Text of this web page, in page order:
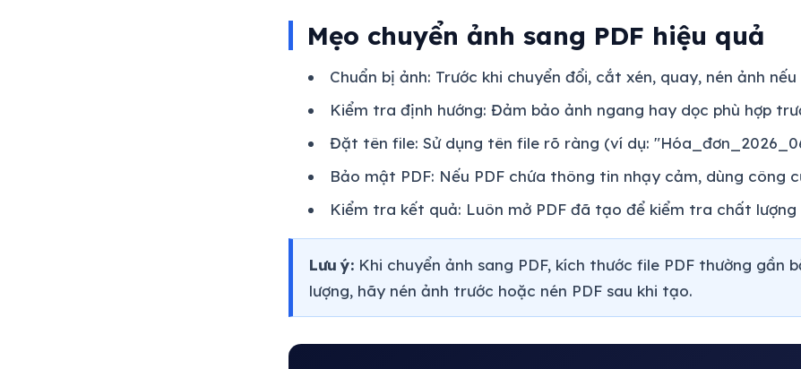
Mẹo chuyển ảnh sang PDF hiệu quả
Chuẩn bị ảnh: Trước khi chuyển đổi, cắt xén, quay, nén ảnh
Kiểm tra định hướng: Đảm bảo ảnh ngang hay dọc phù hợp
Đặt tên file: Sử dụng tên file rõ ràng (ví dụ:
Bảo mật PDF: Nếu PDF chứa thông tin nhạy cảm, dùng công
Kiểm tra kết quả: Luôn mở PDF đã tạo để kiểm tra chất lượng
Lưu ý:Khi chuyển ảnh sang PDF, kích thước file PDF thường gần
lượng, hãy nén ảnh trước hoặc nén PDF sau khi tạo.